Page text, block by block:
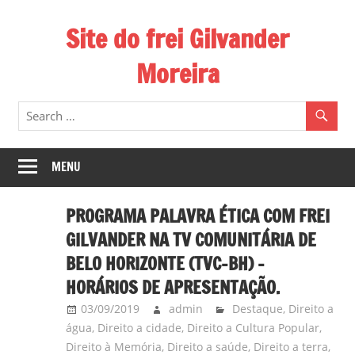
Site do frei Gilvander
Moreira
Esse
site
frei
Gilvander
atuação
pastoral
militância
MENU
PROGRAMA PALAVRA ÉTICA COM FREI
GILVANDER NA TV COMUNITÁRIA DE
BELO HORIZONTE (TVC-BH) –
HORÁRIOS DE APRESENTAÇÃO.
03/09/2019 admin Destaque, Direito a
água, Direito a cidade, Direito a Cultura Popular,
Direito à Memória, Direito a saúde, Direito a terra,